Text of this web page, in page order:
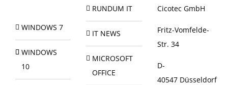
WINDOWS 7
WINDOWS
10
RUNDUM IT
IT NEWS
MICROSOFT
OFFICE
Cicotec GmbH
Fritz-Vomfelde-
Str. 34
D-
40547Düsseldorf